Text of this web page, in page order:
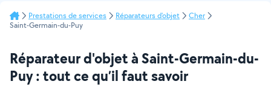
Prestations de services Réparateurs d'objet
Cher
Saint-Germain-du-Puy
Réparateur d'objet à Saint-Germain-du-
Puy : tout ce qu’il faut savoir